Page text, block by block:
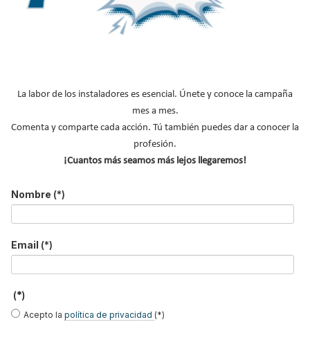
Directiva ecodiseño ErP
Suscríbete a
nuestros boletines
Y RECIBE EN TU EMAIL TODA LA
ACTUALIDAD DEL SECTOR
Nombre *
Email *
La labor de los instaladores es esencial. Únete y conoce la campaña
mes a mes.
Comenta y comparte cada acción. Tú también puedes dar a conocer la
profesión.
¡Cuantos más seamos más lejos llegaremos!
Nombre (*)
Email (*)
(*)
Acepto la política de privacidad (*)